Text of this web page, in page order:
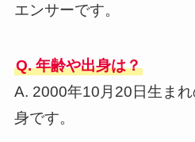
エンサーです。
Q. 年齢や出身は？
A. 2000年10月20日生ま
身です。